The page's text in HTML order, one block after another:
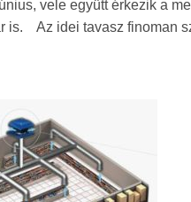
vele együtt érkezik a
is. Az idei tavasz finoman